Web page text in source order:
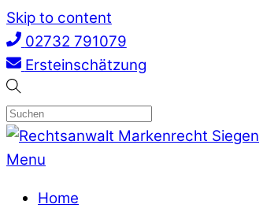
Skip to content
02732 791079
Ersteinschätzung
Menu
Home